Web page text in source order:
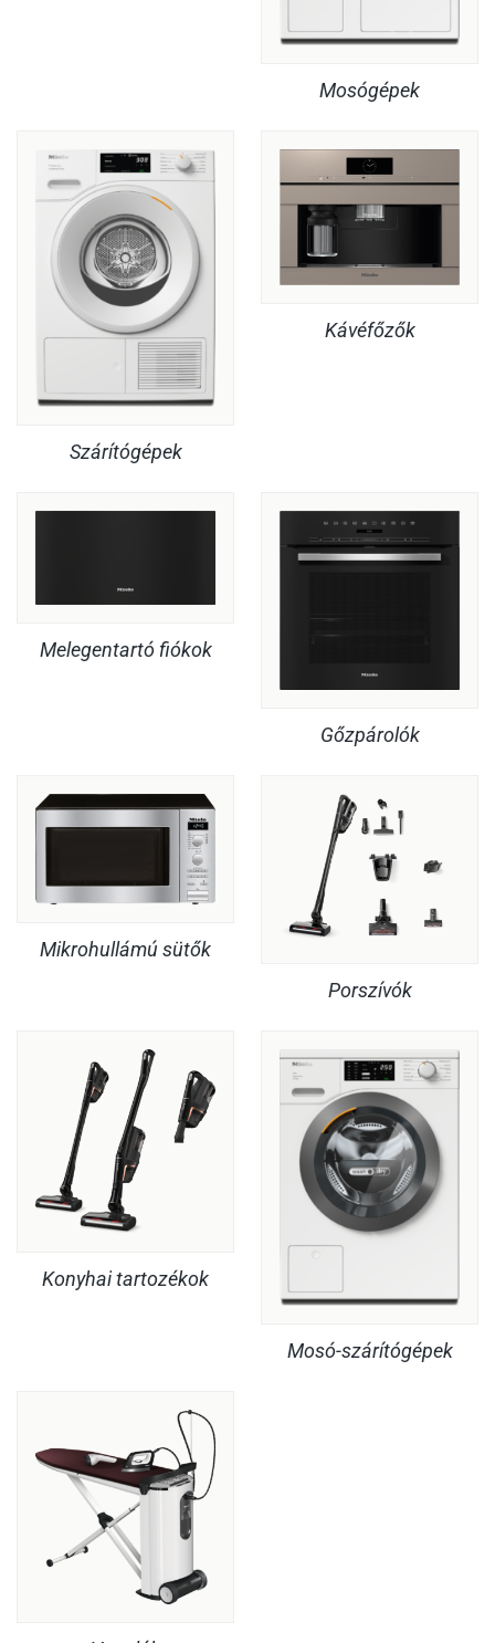
Mosógépek
Szárítógépek
Kávéfőzők
Melegentartó fiókok
Gőzpárolók
Mikrohullámú sütők
Porszívók
Konyhai tartozékok
Mosó-szárítógépek